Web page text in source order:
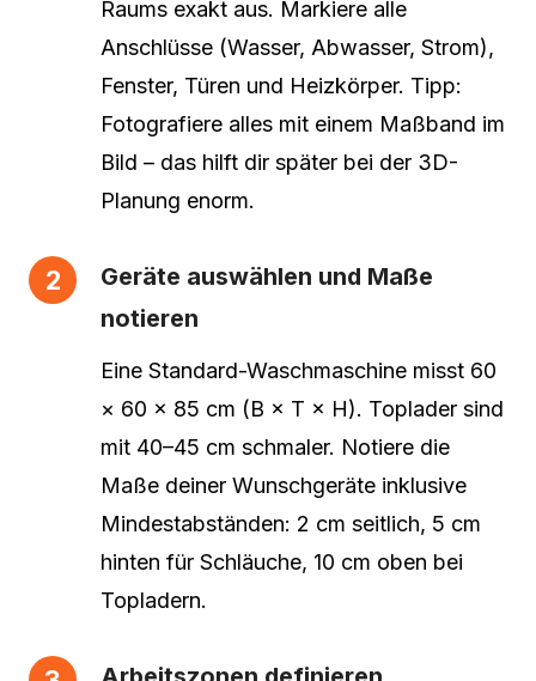
Raums exakt aus. Markiere alle
Anschlüsse (Wasser, Abwasser, Strom),
Fenster, Türen und Heizkörper. Tipp:
Fotografiere alles mit einem Maßband im
Bild – das hilft dir später bei der 3D-
Planung enorm.
Geräte auswählen und Maße
notieren
Eine Standard-Waschmaschine misst 60
× 60 × 85 cm (B × T × H). Toplader sind
mit 40–45 cm schmaler. Notiere die
Maße deiner Wunschgeräte inklusive
Mindestabständen: 2 cm seitlich, 5 cm
hinten für Schläuche, 10 cm oben bei
Topladern.